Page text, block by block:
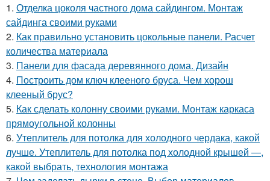
1. Отделка цоколя частного дома сайдингом. Монтаж
сайдинга своими руками
2. Как правильно установить цокольные панели. Расчет
количества материала
3. Панели для фасада деревянного дома. Дизайн
4. Построить дом ключ клееного бруса. Чем хорош
клееный брус?
5. Как сделать колонну своими руками. Монтаж каркаса
прямоугольной колонны
6. Утеплитель для потолка для холодного чердака, какой
лучше. Утеплитель для потолка под холодной крышей —,
какой выбрать, технология монтажа